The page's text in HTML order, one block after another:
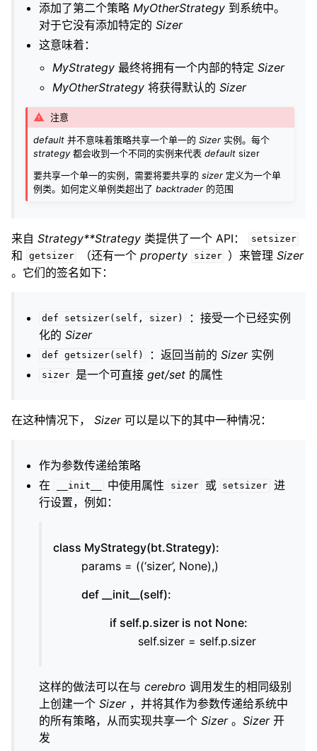
添加了第二个策略MyOtherStrategy 到系统中。
对于它没有添加特定的Sizer
这意味着：
MyStrategy 最终将拥有一个内部的特定Sizer
MyOtherStrategy 将获得默认的Sizer
注意
default 并不意味着策略共享一个单一的Sizer 实例。每个
strategy都会收到一个不同的实例来代表default sizer
要共享一个单一的实例，需要将要共享的sizer 定义为一个单
例类。如何定义单例类超出了backtrader 的范围
来自 Strategy**Strategy 类提供了一个 API： setsizer
和 getsizer （还有一个property sizer ）来管理Sizer
。它们的签名如下：
def setsizer(self, sizer)
：接受一个已经实例
化的Sizer
def getsizer(self) ：返回当前的Sizer实例
sizer 是一个可直接get/set 的属性
在这种情况下， Sizer可以是以下的其中一种情况：
作为参数传递给策略
在
__init__ 中使用属性 sizer 或 setsizer 进
行设置，例如：
class MyStrategy(bt.Strategy):
params = ((‘sizer’, None),)
def __init__(self):
if self.p.sizer is not None:
self.sizer = self.p.sizer
这样的做法可以在与cerebro 调用发生的相同级别
上创建一个Sizer，并将其作为参数传递给系统中
的所有策略，从而实现共享一个Sizer。Sizer开
发